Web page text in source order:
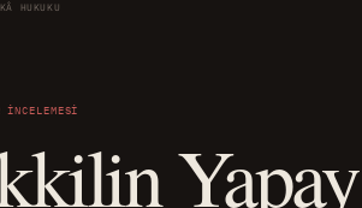
HUKUKU
İNCELEMESI